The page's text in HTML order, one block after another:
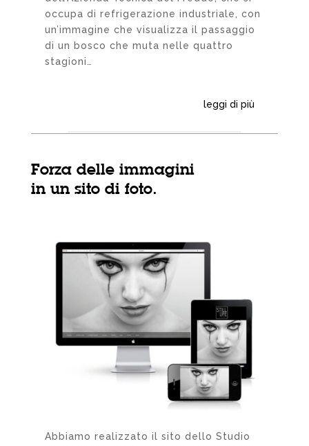
occupa di refrigerazione industriale, con
un’immagine che visualizza il passaggio
di un bosco che muta nelle quattro
stagioni…
leggi di più
Forza delle immagini
in un sito di foto.
Abbiamo realizzato il sito dello Studio